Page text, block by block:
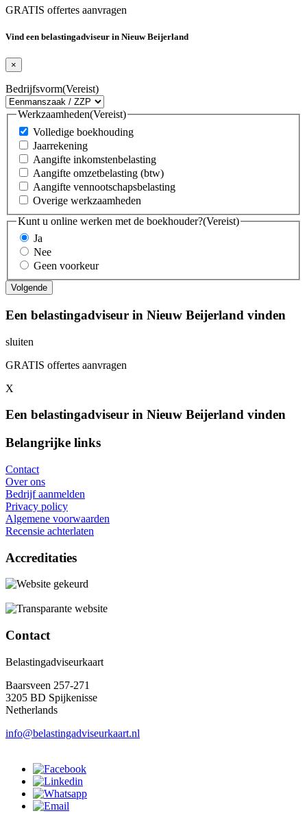
GRATIS offertes aanvragen
Vind een belastingadviseur in Nieuw Beijerland
×
Bedrijfsvorm(Vereist)
Werkzaamheden(Vereist)
Volledige boekhouding
Jaarrekening
Aangifte inkomstenbelasting
Aangifte omzetbelasting (btw)
Aangifte vennootschapsbelasting
Overige werkzaamheden
Kunt u online werken met de boekhouder?(Vereist)
Ja
Nee
Geen voorkeur
Een belastingadviseur in Nieuw Beijerland vinden
sluiten
GRATIS offertes aanvragen
X
Een belastingadviseur in Nieuw Beijerland vinden
Belangrijke links
Contact
Over ons
Bedrijf aanmelden
Privacy policy
Algemene voorwaarden
Recensie achterlaten
Accreditaties
Contact
Belastingadviseurkaart
Baarsveen 257-271
3205 BD Spijkenisse
Netherlands
info@belastingadviseurkaart.nl